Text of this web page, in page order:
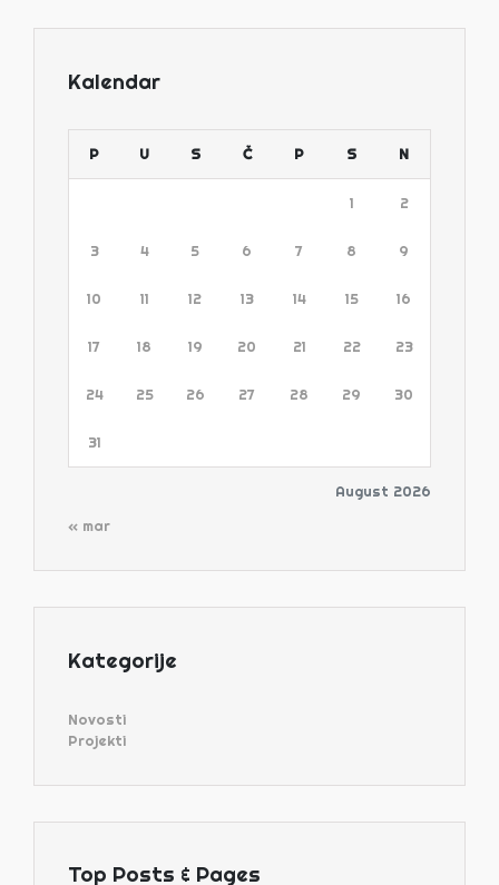
Kalendar
August 2026
P U S Č P S N
1 2
3 4 5 6 7 8 9
10 11 12 13 14 15 16
17 18 19 20 21 22 23
24 25 26 27 28 29 30
31
« mar
Kategorije
Novosti
Projekti
Top Posts & Pages